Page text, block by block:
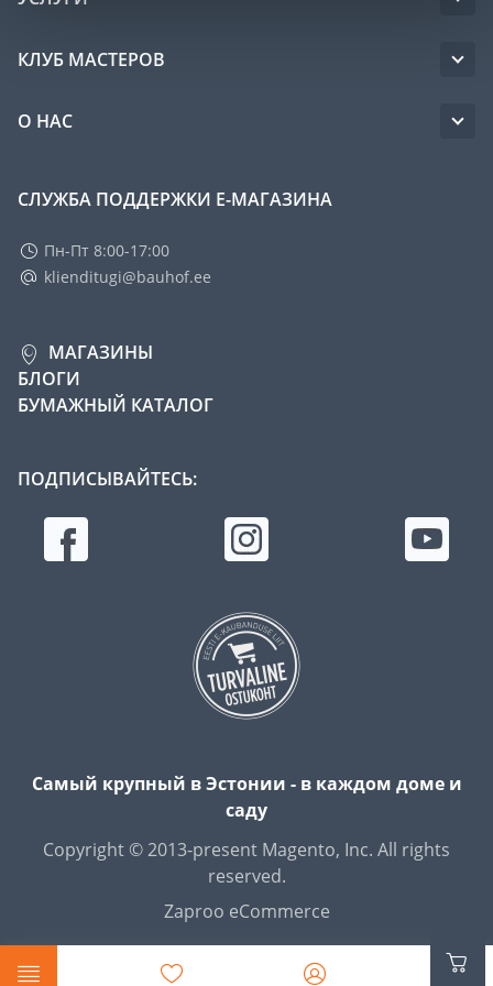
КЛУБ МАСТЕРОВ
О НАС
СЛУЖБА ПОДДЕРЖКИ Е-МАГАЗИНА
Пн-Пт 8:00-17:00
klienditugi@bauhof.ee
МАГАЗИНЫ
БЛОГИ
БУМАЖНЫЙ КАТАЛОГ
ПОДПИСЫВАЙТЕСЬ:
Самый крупный в Эстонии - в каждом доме и
саду
Copyright © 2013-present Magento, Inc. All rights
reserved.
Zaproo eCommerce